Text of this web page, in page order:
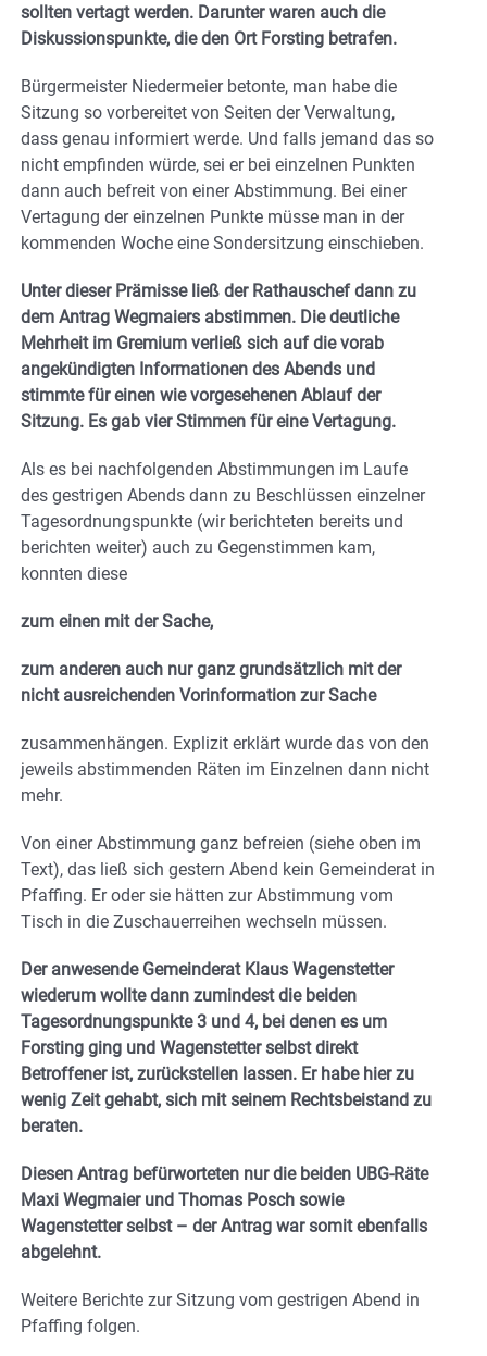
sollten vertagt werden. Darunter waren auch die
Diskussionspunkte, die den Ort Forsting betrafen.
Bürgermeister Niedermeier betonte, man habe die
Sitzung so vorbereitet von Seiten der Verwaltung,
dass genau informiert werde. Und falls jemand das so
nicht empfinden würde, sei er bei einzelnen Punkten
dann auch befreit von einer Abstimmung. Bei einer
Vertagung der einzelnen Punkte müsse man in der
kommenden Woche eine Sondersitzung einschieben.
Unter dieser Prämisse ließ der Rathauschef dann zu
dem Antrag Wegmaiers abstimmen. Die deutliche
Mehrheit im Gremium verließ sich auf die vorab
angekündigten Informationen des Abends und
stimmte für einen wie vorgesehenen Ablauf der
Sitzung. Es gab vier Stimmen für eine Vertagung.
Als es bei nachfolgenden Abstimmungen im Laufe
des gestrigen Abends dann zu Beschlüssen einzelner
Tagesordnungspunkte (wir berichteten bereits und
berichten weiter) auch zu Gegenstimmen kam,
konnten diese
zum einen mit der Sache,
zum anderen auch nur ganz grundsätzlich mit der
nicht ausreichenden Vorinformation zur Sache
zusammenhängen. Explizit erklärt wurde das von den
jeweils abstimmenden Räten im Einzelnen dann nicht
mehr.
Von einer Abstimmung ganz befreien (siehe oben im
Text), das ließ sich gestern Abend kein Gemeinderat in
Pfaffing. Er oder sie hätten zur Abstimmung vom
Tisch in die Zuschauerreihen wechseln müssen.
Der anwesende Gemeinderat Klaus Wagenstetter
wiederum wollte dann zumindest die beiden
Tagesordnungspunkte 3 und 4, bei denen es um
Forsting ging und Wagenstetter selbst direkt
Betroffener ist, zurückstellen lassen. Er habe hier zu
wenig Zeit gehabt, sich mit seinem Rechtsbeistand zu
beraten.
Diesen Antrag befürworteten nur die beiden UBG-Räte
Maxi Wegmaier und Thomas Posch sowie
Wagenstetter selbst – der Antrag war somit ebenfalls
abgelehnt.
Weitere Berichte zur Sitzung vom gestrigen Abend in
Pfaffing folgen.